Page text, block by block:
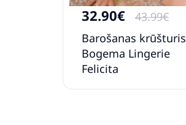
32.90€
43.99€
Barošanas krūšturis
Bogema Lingerie
Felicita